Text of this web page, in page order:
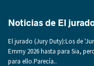
Noticias de El
El jurado (Jury Duty):Los de
Emmy 2026 hasta para Sia,
para ello.Parecía..